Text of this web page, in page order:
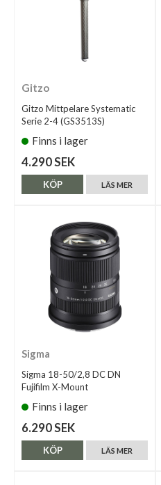
Gitzo
Gitzo Mittpelare Systematic
Serie 2-4 (GS3513S)
Finns i lager
4.290 SEK
LÄS MER
KÖP
Sigma
Sigma 18-50/2,8 DC DN
Fujifilm X-Mount
Finns i lager
6.290 SEK
LÄS MER
KÖP